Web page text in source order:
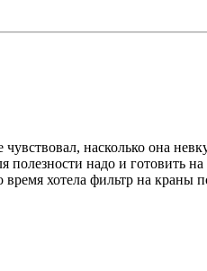
насколько она
надо и готовить
хотела фильтр на краны